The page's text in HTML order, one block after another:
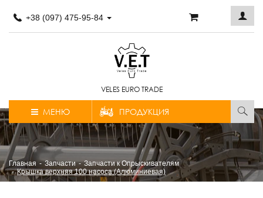
+38 (097) 475-95-84
VELES EURO TRADE
МЕНЮ ПРОДУКЦИЯ
Главная Запчасти
Запчасти к Опрыскивателям
Крышка верхняя 100 насоса (Алюминиевая)